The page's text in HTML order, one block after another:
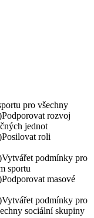
pro všechny
Podporovat rozvoj
jednot
Posilovat roli
Vytvářet podmínky pro
sportu
Podporovat masové
Vytvářet podmínky pro
sociální skupiny